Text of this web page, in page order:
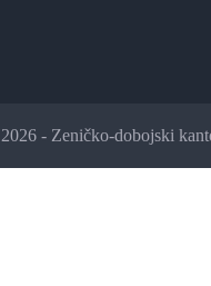
- Zeničko-dobojski